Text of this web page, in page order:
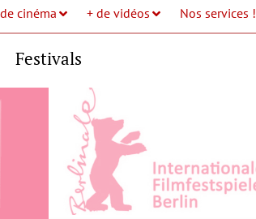
cinéma + de vidéos Nos services !
Festivals